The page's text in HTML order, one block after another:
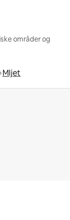
områder og
Mljet